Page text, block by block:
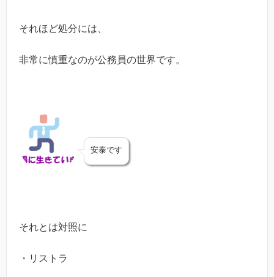
それほど処分には、
非常に慎重なのが公務員の世界です。
安泰です
それとは対照に
・リストラ